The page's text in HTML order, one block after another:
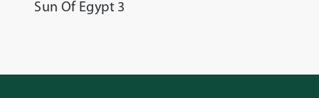
Sun Of Egypt 3